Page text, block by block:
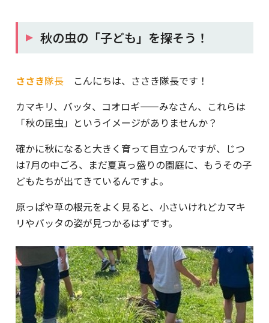
秋の虫の「子ども」を探そう！
ささき隊長 こんにちは、ささき隊長です！
カマキリ、バッタ、コオロギ——みなさん、これらは
「秋の昆虫」というイメージがありませんか？
確かに秋になると大きく育って目立つんですが、じつ
は7月の中ごろ、まだ夏真っ盛りの園庭に、もうその子
どもたちが出てきているんですよ。
原っぱや草の根元をよく見ると、小さいけれどカマキ
リやバッタの姿が見つかるはずです。